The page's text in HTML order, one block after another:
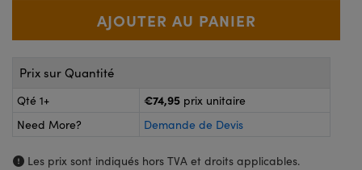
ou Coupleurs
de Poche ou à Mesure Directe
Labs™
Prix sur Quantité
Qté 1+ €74,95 prix unitaire
Need More?
Demande de Devis
Les prix sont indiqués hors TVA et droits applicables.